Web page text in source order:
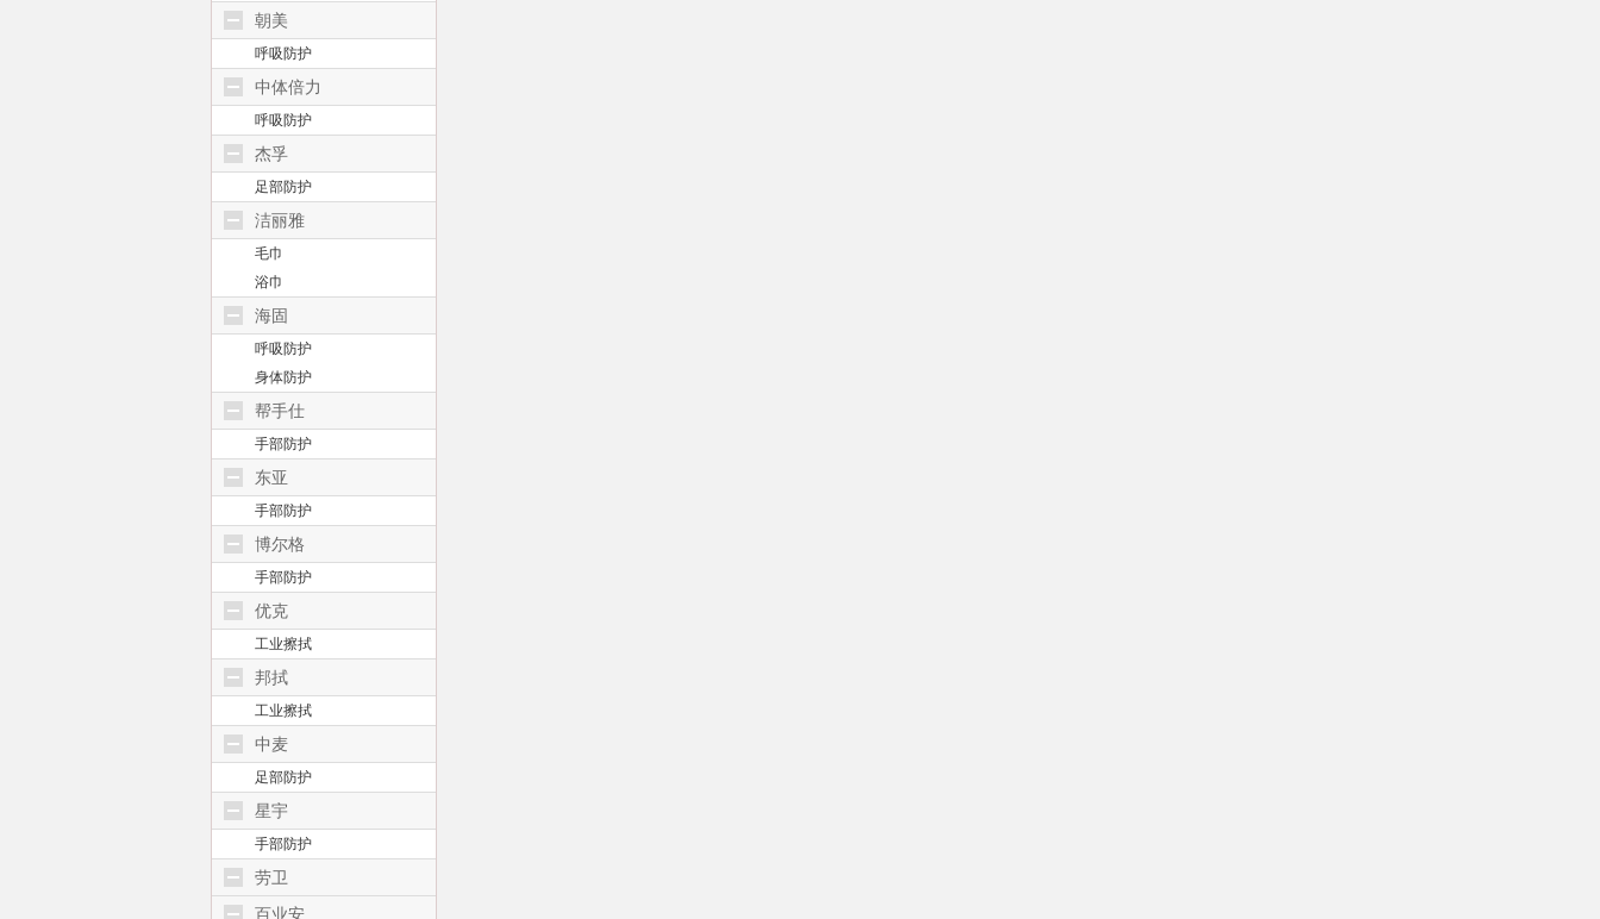
朝美
呼吸防护
中体倍力
呼吸防护
杰孚
足部防护
洁丽雅
毛巾
浴巾
海固
呼吸防护
身体防护
帮手仕
手部防护
东亚
手部防护
博尔格
手部防护
优克
工业擦拭
邦拭
工业擦拭
中麦
足部防护
星宇
手部防护
劳卫
百业安